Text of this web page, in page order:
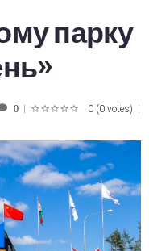
парку
0 0 (0 votes)